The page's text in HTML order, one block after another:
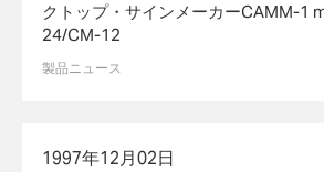
クトップ・サインメーカーCAMM-1
24/CM-12
製品ニュース
1997年12月02日